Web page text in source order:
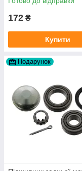
172 ₴
Купити
Подарунок